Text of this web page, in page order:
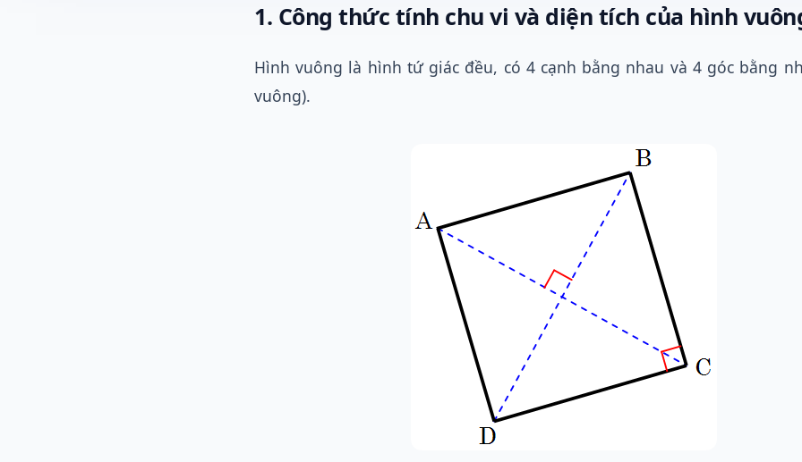
1. Công thức tính chu vi và diện tích của hình
Hình vuông là hình tứ giác đều, có 4 cạnh bằng nhau và 4 góc bằng
vuông).